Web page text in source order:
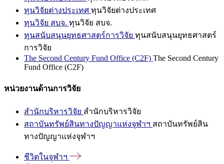
ทุนวิจัยต่างประเทศ ทุนวิจัยต่างประเทศ
ทุนวิจัย สบจ. ทุนวิจัย สบจ.
ทุนสนับสนุนยุทธศาสตร์การวิจัย ทุนสนับสนุนยุทธศาสตร์
การวิจัย
The Second Century Fund Office (C2F) The Second Century
Fund Office (C2F)
หน่วยงานด้านการวิจัย
สำนักบริหารวิจัย สำนักบริหารวิจัย
สถาบันทรัพย์สินทางปัญญาแห่งจุฬาฯ สถาบันทรัพย์สิน
ทางปัญญาแห่งจุฬาฯ
ชีวิตในจุฬาฯ